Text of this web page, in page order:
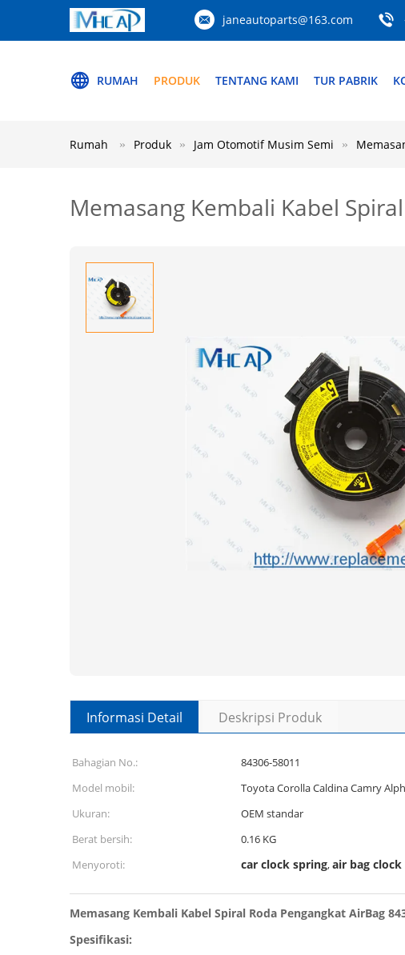
janeautoparts@163.com
RUMAH PRODUK TENTANG KAMI TUR PABRIK
Rumah Produk Jam Otomotif Musim Semi
Memasang Kembali Kabel
Informasi Detail Deskripsi Produk
Bahagian No.: 84306-58011
Model mobil:
Toyota Corolla Caldina Camry
Ukuran:
OEM standar
Berat bersih:
0.16 KG
Menyoroti:
car clock spring,air bag
Memasang Kembali Kabel Spiral Roda Pengangkat AirBag
Spesifikasi: